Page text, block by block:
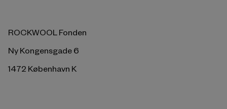
ROCKWOOL Fonden
Ny Kongensgade 6
1472 København K